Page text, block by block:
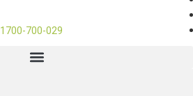
1700-700-029